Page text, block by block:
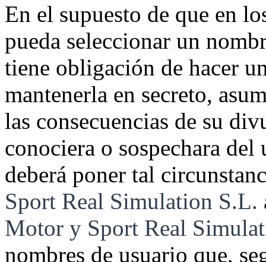
En el supuesto de que en
pueda seleccionar un
tiene obligación de hacer
mantenerla en secreto,
las consecuencias de su
conociera o sospechara del
deberá poner tal
Sport Real Simulation S.L.
Motor y Sport Real
nombres de usuario que,